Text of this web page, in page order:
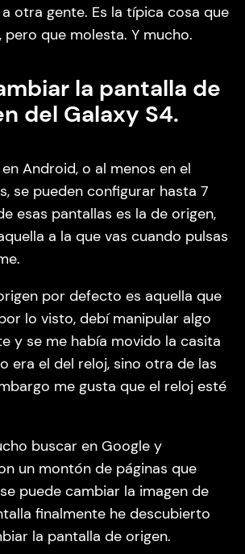
otra gente. Es la típica cosa que
que molesta. Y mucho.
la pantalla de
del Galaxy S4.
Android, o al menos en el
se pueden configurar hasta 7
esas pantallas es la de origen,
a la que vas cuando pulsas
por defecto es aquella que
lo visto, debí manipular algo
y se me había movido la casita
era el del reloj, sino otra de las
me gusta que el reloj esté
buscar en Google y
un montón de páginas que
puede cambiar la imagen de
finalmente he descubierto
la pantalla de origen.